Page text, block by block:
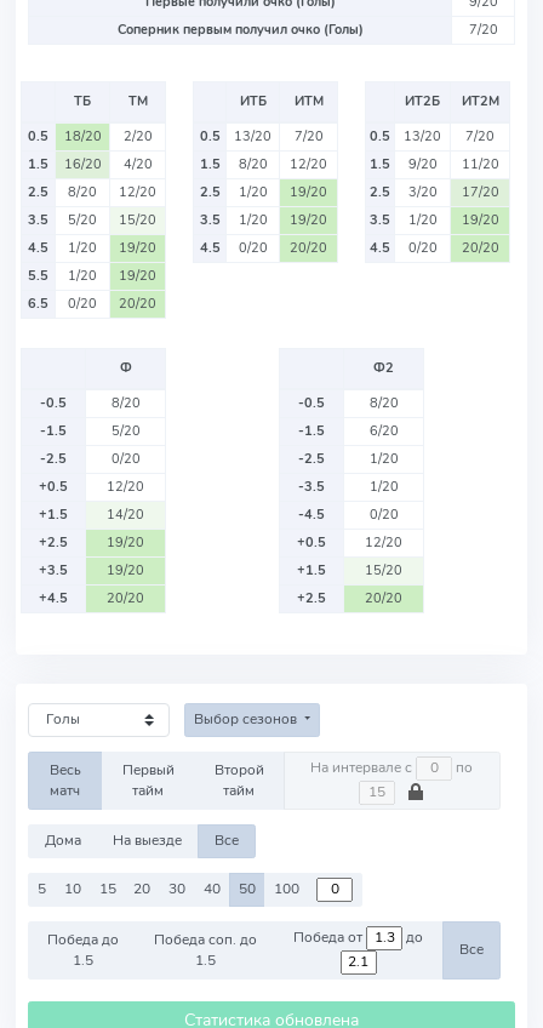
Соперник первым получил очко (Голы)
7/20
ТБ
ТМ
0.5
18/20
2/20
1.5
16/20
4/20
2.5
8/20
12/20
3.5
5/20
15/20
4.5
1/20
19/20
5.5
1/20
19/20
6.5
0/20 20/20
ИТБ
ИТМ
0.5
13/20
7/20
1.5
8/20
12/20
2.5
1/20
19/20
3.5
1/20
19/20
4.5
0/20 20/20
ИТ2Б
ИТ2М
0.5
13/20
7/20
1.5
9/20
11/20
2.5
3/20
17/20
3.5
1/20
19/20
4.5
0/20 20/20
Ф
-0.5
8/20
-1.5
5/20
-2.5
0/20
+0.5
12/20
+1.5
14/20
+2.5
19/20
+3.5
19/20
+4.5
20/20
Ф2
-0.5
8/20
-1.5
6/20
-2.5
1/20
-3.5
1/20
-4.5
0/20
+0.5
12/20
+1.5
15/20
+2.5
20/20
Выбор сезонов
Весь
матч
Первый
тайм
Второй
тайм
На интервале с по
Дома На выезде Все
5 10 15 20 30 40 50 100
Победа до
1.5
Победа соп. до
1.5
Победа от до
Все
Статистика обновлена